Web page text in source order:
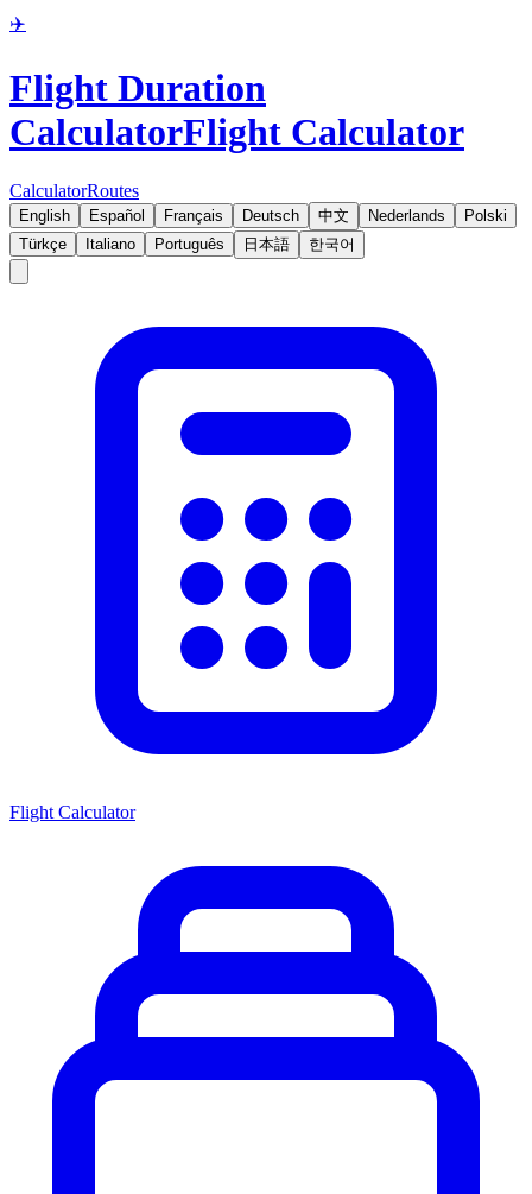
✈️
Flight Duration
CalculatorFlight Calculator
CalculatorRoutes
English Español Français Deutsch 中文 Nederlands
Polski
Türkçe
Italiano Português 日本語 한국어
Flight Calculator